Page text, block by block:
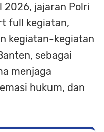
2026, jajaran Polri
full kegiatan,
kegiatan-kegiatan
sebagai
menjaga
hukum, dan